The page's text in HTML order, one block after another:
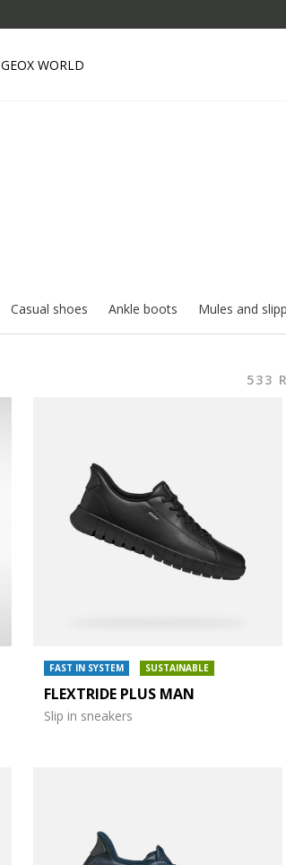
GEOX WORLD
Casual shoes Ankle boots Mules and
533
FAST IN SYSTEM SUSTAINABLE
FLEXTRIDE PLUS MAN
Slip in sneakers